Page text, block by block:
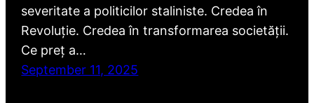
severitate a politicilor staliniste. Credea în
Revoluție. Credea în transformarea societății.
Ce preț a…
September 11, 2025